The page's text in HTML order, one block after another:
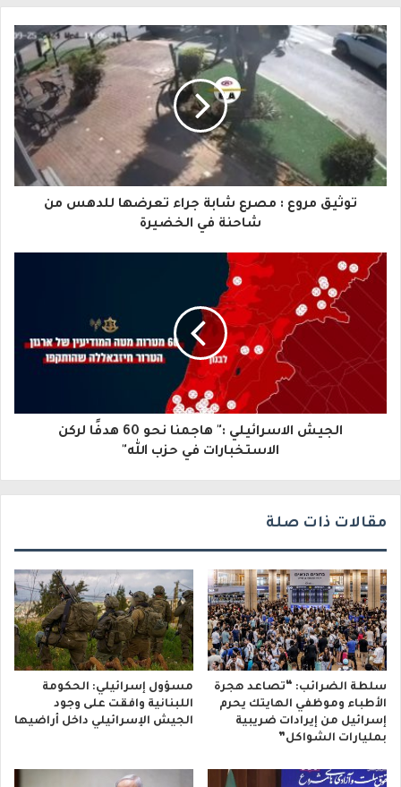
ب
ر
ي
ك
ا
إ
ك
ت
توثيق مروع : مصرع شابة جراء تعرضها للدهس من
شاحنة في الخضيرة
الجيش الاسرائيلي :" هاجمنا نحو 60 هدفًا لركن
الاستخبارات في حزب الله"
مقالات ذات صلة
سلطة الضرائب: “تصاعد هجرة
الأطباء وموظفي الهايتك يحرم
إسرائيل من إيرادات ضريبية
بمليارات الشواكل”
مسؤول إسرائيلي: الحكومة
اللبنانية وافقت على وجود
الجيش الإسرائيلي داخل أراضيها